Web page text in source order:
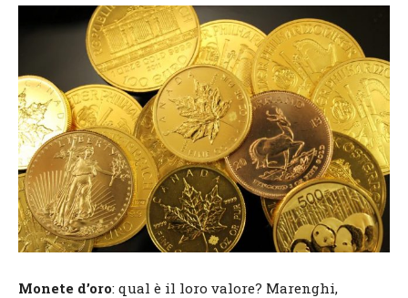
Monete d’oro: qual è il loro valore? Marenghi,